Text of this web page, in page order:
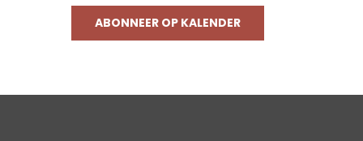
ABONNEER OP KALENDER